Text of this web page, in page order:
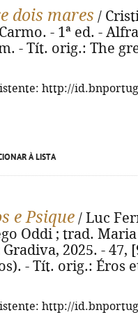
dois mares /
- 1ª ed. -
- Tít. orig.: The
http://
À LISTA
e Psique / Luc
Oddi ; trad.
2025. - 47,
- Tít. orig.: Éros
http://